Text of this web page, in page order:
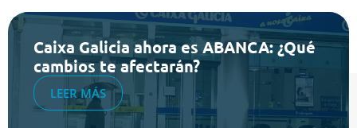
Caixa Galicia ahora es ABANCA: ¿Qué
cambios te afectarán?
LEER MÁS